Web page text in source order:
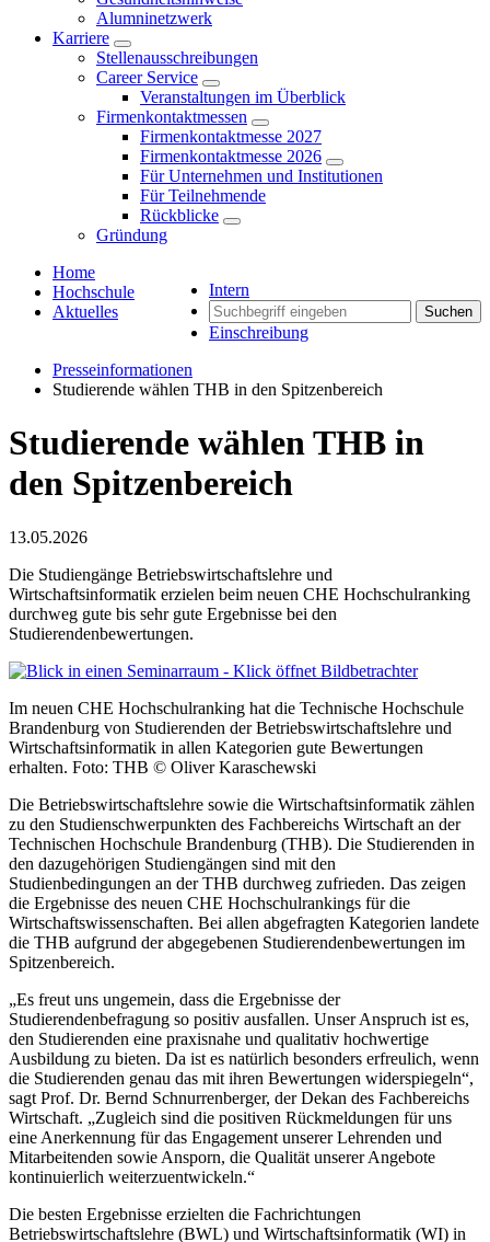
Alumninetzwerk
Karriere
Stellenausschreibungen
Career Service
Veranstaltungen im Überblick
Firmenkontaktmessen
Firmenkontaktmesse 2027
Firmenkontaktmesse 2026
Für Unternehmen und Institutionen
Für Teilnehmende
Rückblicke
Gründung
Intern
Suchen
Einschreibung
Home
Hochschule
Aktuelles
Presseinformationen
Studierende wählen THB in den Spitzenbereich
Studierende wählen THB in
den Spitzenbereich
13.05.2026
Die Studiengänge Betriebswirtschaftslehre und
Wirtschaftsinformatik erzielen beim neuen CHE Hochschulranking
durchweg gute bis sehr gute Ergebnisse bei den
Studierendenbewertungen.
Im neuen CHE Hochschulranking hat die Technische Hochschule
Brandenburg von Studierenden der Betriebswirtschaftslehre und
Wirtschaftsinformatik in allen Kategorien gute Bewertungen
erhalten. Foto: THB © Oliver Karaschewski
Die Betriebswirtschaftslehre sowie die Wirtschaftsinformatik zählen
zu den Studienschwerpunkten des Fachbereichs Wirtschaft an der
Technischen Hochschule Brandenburg (THB). Die Studierenden in
den dazugehörigen Studiengängen sind mit den
Studienbedingungen an der THB durchweg zufrieden. Das zeigen
die Ergebnisse des neuen CHE Hochschulrankings für die
Wirtschaftswissenschaften. Bei allen abgefragten Kategorien landete
die THB aufgrund der abgegebenen Studierendenbewertungen im
Spitzenbereich.
„Es freut uns ungemein, dass die Ergebnisse der
Studierendenbefragung so positiv ausfallen. Unser Anspruch ist es,
den Studierenden eine praxisnahe und qualitativ hochwertige
Ausbildung zu bieten. Da ist es natürlich besonders erfreulich, wenn
die Studierenden genau das mit ihren Bewertungen widerspiegeln“,
sagt Prof. Dr. Bernd Schnurrenberger, der Dekan des Fachbereichs
Wirtschaft. „Zugleich sind die positiven Rückmeldungen für uns
eine Anerkennung für das Engagement unserer Lehrenden und
Mitarbeitenden sowie Ansporn, die Qualität unserer Angebote
kontinuierlich weiterzuentwickeln.“
Die besten Ergebnisse erzielten die Fachrichtungen
Betriebswirtschaftslehre (BWL) und Wirtschaftsinformatik (WI) in